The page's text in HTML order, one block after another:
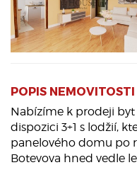
POPIS NEMOVITOSTI
Nabízíme k prodeji
dispozici 3+1 s lodžií,
panelového domu po
Botevova hned vedle